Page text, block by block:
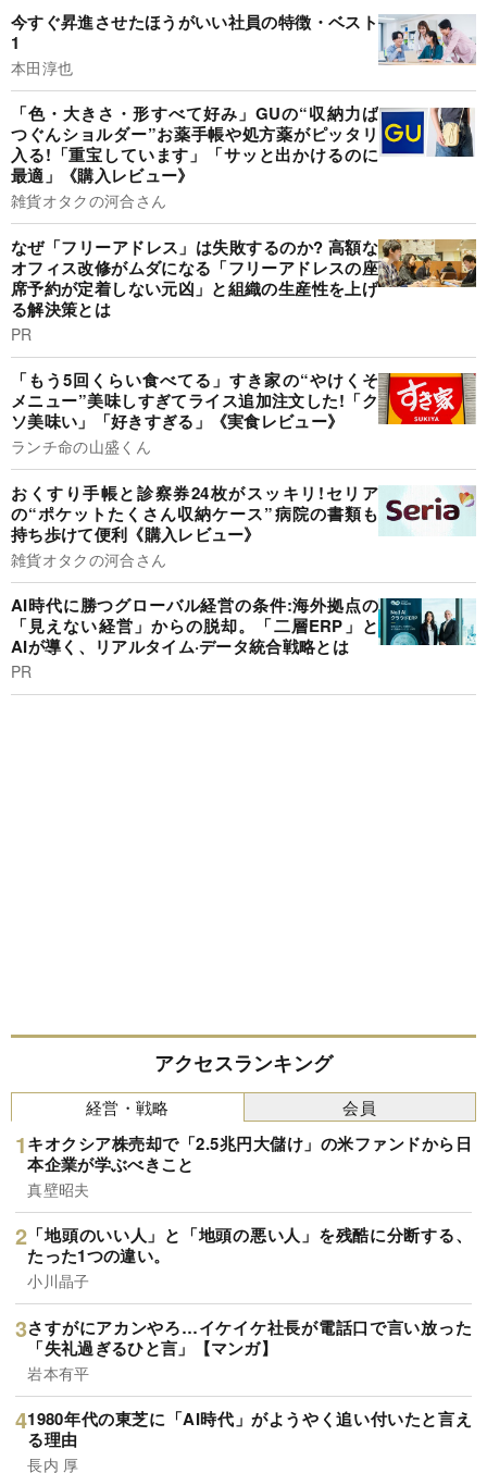
今すぐ昇進させたほうがいい社員の特徴・ベスト
1
本田淳也
「色・大きさ・形すべて好み」GUの“収納力ば
つぐんショルダー”お薬手帳や処方薬がピッタリ
入る!「重宝しています」「サッと出かけるのに
最適」《購入レビュー》
雑貨オタクの河合さん
なぜ「フリーアドレス」は失敗するのか? 高額な
オフィス改修がムダになる「フリーアドレスの座
席予約が定着しない元凶」と組織の生産性を上げ
る解決策とは
PR
「もう5回くらい食べてる」すき家の“やけくそ
メニュー”美味しすぎてライス追加注文した!「ク
ソ美味い」「好きすぎる」《実食レビュー》
ランチ命の山盛くん
おくすり手帳と診察券24枚がスッキリ!セリア
の“ポケットたくさん収納ケース”病院の書類も
持ち歩けて便利《購入レビュー》
雑貨オタクの河合さん
AI時代に勝つグローバル経営の条件:海外拠点の
「見えない経営」からの脱却。「二層ERP」と
AIが導く、リアルタイム·データ統合戦略とは
PR
アクセスランキング
経営・戦略
キオクシア株売却で「2.5兆円大儲け」の米ファンドから日
本企業が学ぶべきこと
真壁昭夫
「地頭のいい人」と「地頭の悪い人」を残酷に分断する、
たった1つの違い。
小川晶子
さすがにアカンやろ…イケイケ社長が電話口で言い放った
「失礼過ぎるひと言」【マンガ】
岩本有平
1980年代の東芝に「AI時代」がようやく追い付いたと言え
る理由
長内 厚
会員